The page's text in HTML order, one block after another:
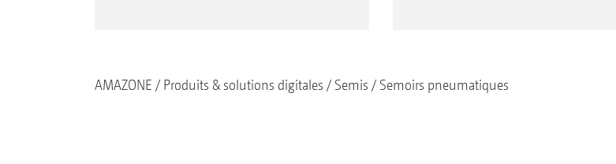
AMAZONE Produits & solutions digitales Semis Semoirs pneumatiques